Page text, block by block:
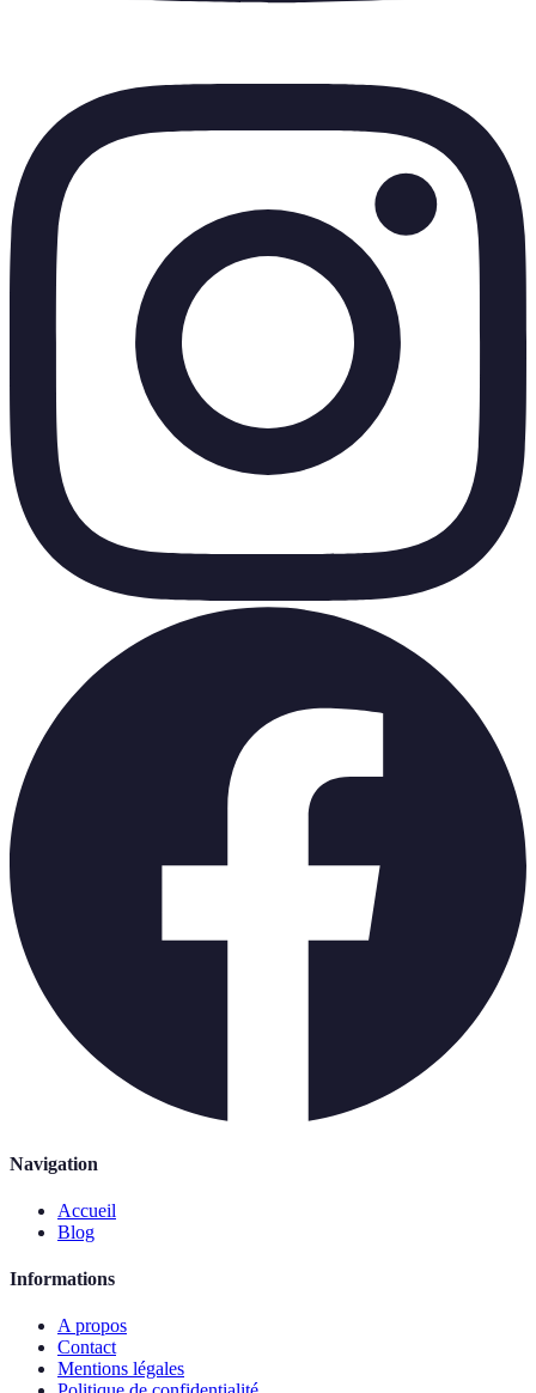
Navigation
Accueil
Blog
Informations
A propos
Contact
Mentions légales